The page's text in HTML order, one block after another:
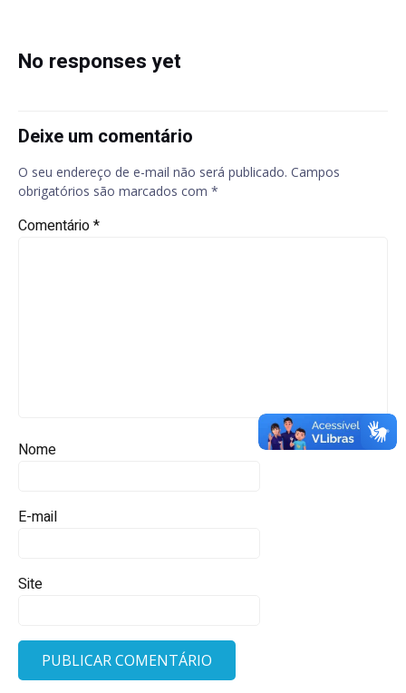
navigation
No responses yet
Deixe um comentário
O seu endereço de e-mail não será publicado. Campos
obrigatórios são marcados com *
Comentário*
Nome
E-mail
Site